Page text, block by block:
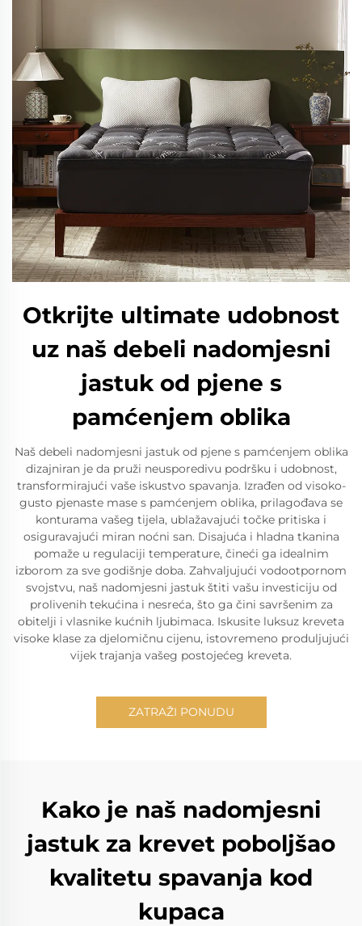
Otkrijte ultimate udobnost
uz naš debeli nadomjesni
jastuk od pjene s
pamćenjem oblika
Naš debeli nadomjesni jastuk od pjene s pamćenjem oblika
dizajniran je da pruži neusporedivu podršku i udobnost,
transformirajući vaše iskustvo spavanja. Izrađen od visoko-
gusto pjenaste mase s pamćenjem oblika, prilagođava se
konturama vašeg tijela, ublažavajući točke pritiska i
osiguravajući miran noćni san. Disajuća i hladna tkanina
pomaže u regulaciji temperature, čineći ga idealnim
izborom za sve godišnje doba. Zahvaljujući vodootpornom
svojstvu, naš nadomjesni jastuk štiti vašu investiciju od
prolivenih tekućina i nesreća, što ga čini savršenim za
obitelji i vlasnike kućnih ljubimaca. Iskusite luksuz kreveta
visoke klase za djelomičnu cijenu, istovremeno produljujući
vijek trajanja vašeg postojećeg kreveta.
ZATRAŽI PONUDU
Kako je naš nadomjesni
jastuk za krevet poboljšao
kvalitetu spavanja kod
kupaca